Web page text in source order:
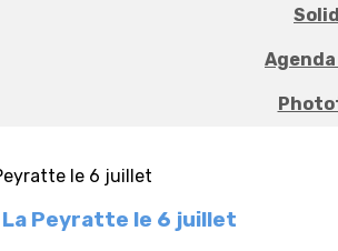
Peyratte le 6 juillet